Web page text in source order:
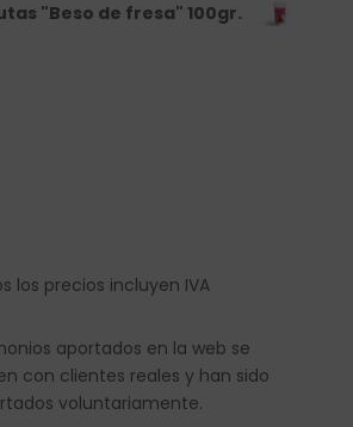
"Beso de fresa" 100gr.
los precios incluyen IVA
aportados en la web se
con clientes reales y han sido
voluntariamente.